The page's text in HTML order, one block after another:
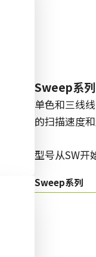
Sweep系列
单色和三线
的扫描速度
型号从SW开
Sweep系列